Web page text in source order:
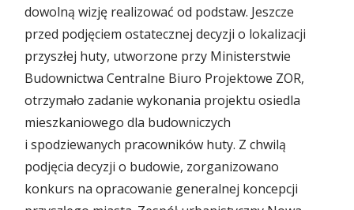
dowolną wizję realizować od podstaw. Jeszcze
przed podjęciem ostatecznej decyzji o lokalizacji
przyszłej huty, utworzone przy Ministerstwie
Budownictwa Centralne Biuro Projektowe ZOR,
otrzymało zadanie wykonania projektu osiedla
mieszkaniowego dla budowniczych
i spodziewanych pracowników huty. Z chwilą
podjęcia decyzji o budowie, zorganizowano
konkurs na opracowanie generalnej koncepcji